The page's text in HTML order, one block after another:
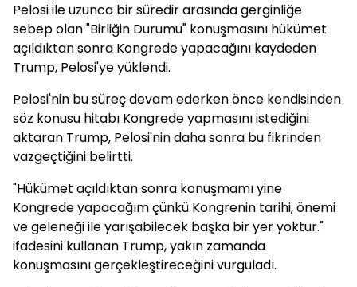
Pelosi ile uzunca bir süredir arasında gerginliğe
sebep olan "Birliğin Durumu" konuşmasını hükümet
açıldıktan sonra Kongrede yapacağını kaydeden
Trump, Pelosi'ye yüklendi.
Pelosi'nin bu süreç devam ederken önce kendisinden
söz konusu hitabı Kongrede yapmasını istediğini
aktaran Trump, Pelosi'nin daha sonra bu fikrinden
vazgeçtiğini belirtti.
"Hükümet açıldıktan sonra konuşmamı yine
Kongrede yapacağım çünkü Kongrenin tarihi, önemi
ve geleneği ile yarışabilecek başka bir yer yoktur."
ifadesini kullanan Trump, yakın zamanda
konuşmasını gerçekleştireceğini vurguladı.